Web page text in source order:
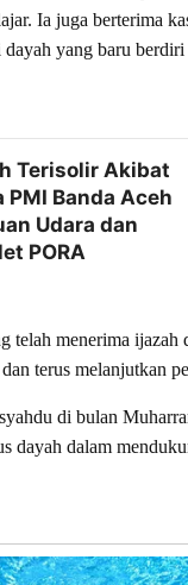
Ia juga berterima
yang baru berdiri
Terisolir Akibat
PMI Banda Aceh
Udara dan
PORA
telah menerima
terus melanjutkan
di bulan
dayah dalam